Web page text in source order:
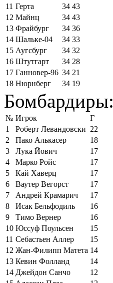
11 Герта 34 43
12 Майнц 34 43
13 Фрайбург 34 36
14 Шальке-04 34 33
15 Аугсбург 34 32
16 Штутгарт 34 28
17 Ганновер-96 34 21
18 Нюрнберг 34 19
Бомбардиры:
№ Игрок
Г
1
Роберт Левандовски 22
2
Пако Алькасер
18
3
Лука Йович
17
4
Марко Ройс
17
5
Кай Хаверц
17
6
Ваутер Вегорст
17
7
Андрей Крамарич
17
8
Исак Бельфодиль
16
9
Тимо Вернер
16
10 Юссуф Поульсен
15
11 Себастьен Аллер
15
12 Жан-Филипп Матета 14
13 Кевин Фолланд
14
14 Джейдон Санчо
12